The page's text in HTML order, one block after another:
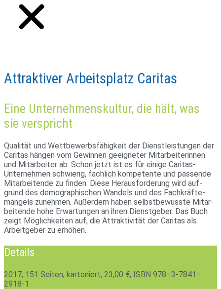
Attraktiver Arbeitsplatz Caritas
Eine Unternehmenskultur, die hält, was
sie verspricht
Qua­lität und Wett­be­werbs­fä­hig­keit der Dienst­leis­tungen der
Caritas hängen vom Gewinnen geeig­neter Mit­ar­bei­te­rinnen
und Mit­ar­beiter ab. Schon jetzt ist es für einige Caritas-
Unter­nehmen schwierig, fach­lich kom­pe­tente und pas­sende
Mit­ar­bei­tende zu finden. Diese Her­aus­for­de­rung wird auf­
grund des demo­gra­phi­schen Wan­dels und des Fach­kräf­te­
man­gels zunehmen. Außerdem haben selbst­be­wusste Mit­ar­
bei­tende hohe Erwar­tungen an ihren Dienst­geber. Das Buch
zeigt Mög­lich­keiten auf, die Attrak­ti­vität der Caritas als
Arbeit­geber zu erhöhen.
Details
2017, 151 Seiten, kartoniert, 23,00 €; ISBN 978–3‑7841–
2918‑1